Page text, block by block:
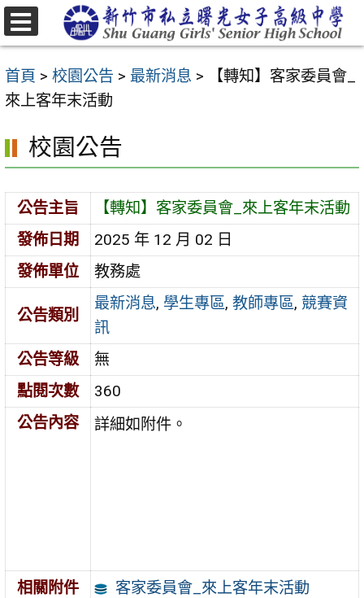
跳
至
要
內
區
首頁 > 校園公告 > 最新消息 >
【轉知】客家委員會_
來上客年末活動
校園公告
公告主旨
【轉知】客家委員會_來上客年末活動
發佈日期
2025 年 12 月 02 日
發佈單位
教務處
公告類別
最新消息, 學生專區,教師專區, 競賽資
訊
公告等級
無
點閱次數
360
公告內容
詳細如附件。
相關附件 客家委員會_來上客年末活動
選
單